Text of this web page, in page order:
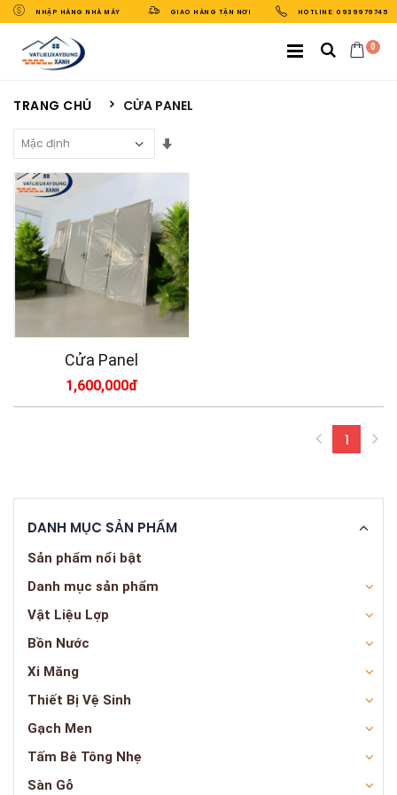
NHẬP HÀNG NHÀ MÁY GIAO HÀNG TẬN NƠI HOTLINE: 0939979745
0
TRANG CHỦ CỬA PANEL
Sắp Xếp Theo
Cửa Panel
1,600,000đ
1
DANH MỤC SẢN PHẨM
Sản phẩm nổi bật
Danh mục sản phẩm
Vật Liệu Lợp
Bồn Nước
Xi Măng
Thiết Bị Vệ Sinh
Gạch Men
Tấm Bê Tông Nhẹ
Sàn Gỗ